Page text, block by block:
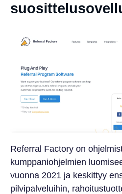
Referral Factory on
kumppaniohjelmien
vuonna 2021 ja keskittyy
pilvipalveluihin,